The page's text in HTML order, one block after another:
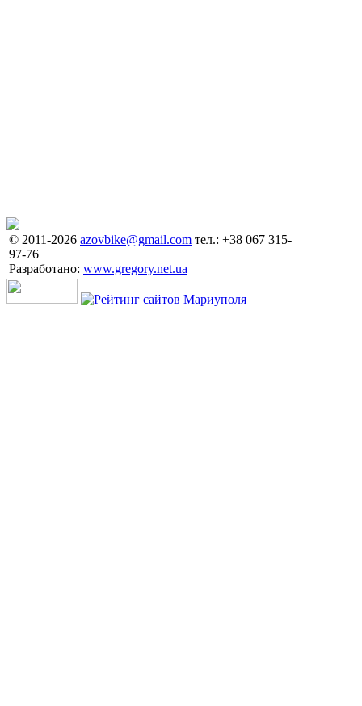
© 2011-2026 azovbike@gmail.com тел.: +38 067 315-
97-76
Разработано: www.gregory.net.ua